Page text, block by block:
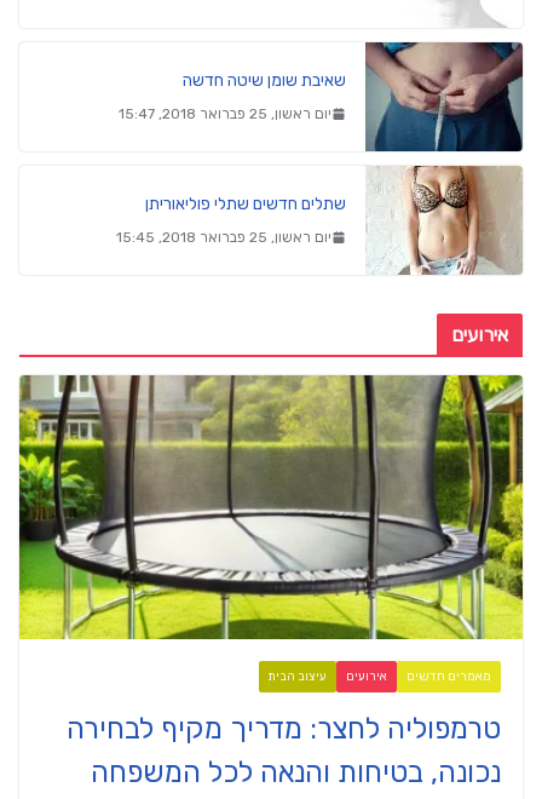
שאיבת שומן שיטה חדשה
יום ראשון, 25 פברואר 2018, 15:47
שתלים חדשים שתלי פוליאוריתן
יום ראשון, 25 פברואר 2018, 15:45
אירועים
מאמרים חדשים אירועים עיצוב הבית
טרמפוליה לחצר: מדריך מקיף לבחירה
נכונה, בטיחות והנאה לכל המשפחה